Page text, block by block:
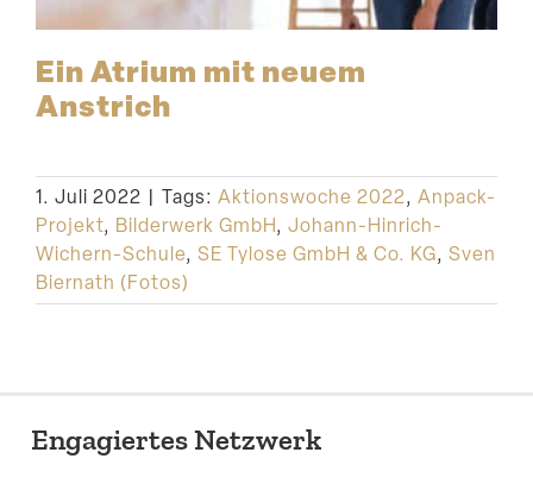
Ein Atrium mit neuem
Anstrich
1. Juli 2022 | Tags: Aktionswoche 2022, Anpack-
Projekt, Bilderwerk GmbH, Johann-Hinrich-
Wichern-Schule, SE Tylose GmbH & Co. KG, Sven
Biernath (Fotos)
Engagiertes Netzwerk